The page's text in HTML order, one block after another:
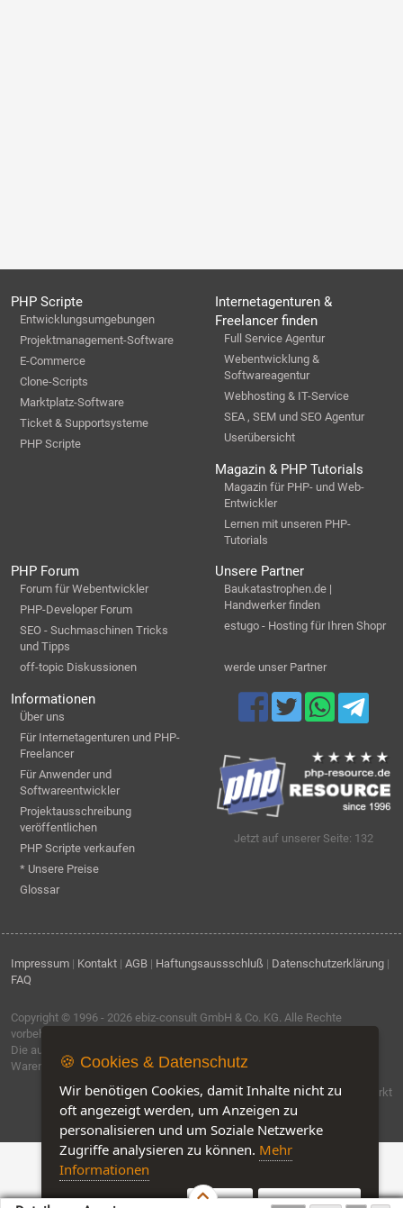
PHP Scripte
Entwicklungsumgebungen
Projektmanagement-Software
E-Commerce
Clone-Scripts
Marktplatz-Software
Ticket & Supportsysteme
PHP Scripte
Internetagenturen &
Freelancer finden
Full Service Agentur
Webentwicklung &
Softwareagentur
Webhosting & IT-Service
SEA , SEM und SEO Agentur
Userübersicht
Magazin & PHP Tutorials
Magazin für PHP- und Web-
Entwickler
Lernen mit unseren PHP-
Tutorials
PHP Forum
Forum für Webentwickler
PHP-Developer Forum
SEO - Suchmaschinen Tricks
und Tipps
off-topic Diskussionen
Unsere Partner
Baukatastrophen.de |
Handwerker finden
estugo - Hosting für Ihren Shopr
werde unser Partner
Informationen
Über uns
Für Internetagenturen und PHP-
Freelancer
Für Anwender und
Softwareentwickler
Projektausschreibung
veröffentlichen
PHP Scripte verkaufen
* Unsere Preise
Glossar
Jetzt auf unserer Seite: 132
Impressum | Kontakt | AGB | Haftungsaussschluß | Datenschutzerklärung |
FAQ
Copyright © 1996 - 2026 ebiz-consult GmbH & Co. KG. Alle Rechte
vorbehalten.
Die auf dieser Seite verwendeten Produktbezeichnungen, Namen und
Warenzeichen sind Eigentum der jeweiligen Firmen.
Software by IQ-Markt
🍪 Cookies & Datenschutz
Wir benötigen Cookies, damit Inhalte nicht zu
oft angezeigt werden, um Anzeigen zu
personalisieren und um Soziale Netzwerke
Zugriffe analysieren zu können. Mehr
Informationen
Akzeptieren Customise Cookies